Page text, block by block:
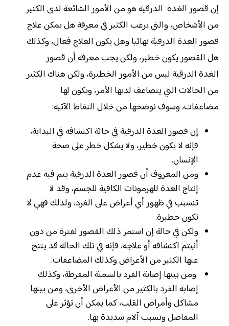
إن قصور الغدة الدرقية هو من الأمور الشائعة لدى الكثير
من الأشخاص، والتي يرغب الكثير في معرفة هل يمكن علاج
قصور الغدة الدرقية نهائيا وهل يكون العلاج فعال، وكذلك
هل القصور يكون خطير، ولكن يجب معرفة أن قصور
الغدة الدرقية ليس من الأمور الخطيرة، ولكن هناك الكثير
من الحالات التي يتضاعف لديها الأمر، ويكون لها
مضاعفات، وسوف نوضحها من خلال النقاط الآتية:
إن قصور الغدة الدرقية في حالة اكتشافه في البداية،
فإنه لا يكون خطير، ولا يشكل خطر على صحة
الإنسان.
ومن المعروف أن قصور الغدة الدرقية يتم فيه عدم
إنتاج الغدة للهرمونات الكافية للجسم، وقد لا
تتسبب في ظهور أي أعراض على الفرد، ولذلك فهي لا
تكون خطيرة.
ولكن في حالة إن استمر ذلك القصور لفترة من دون
أنيتم اكتشافه أو علاجه، فإنه في تلك الحالة قد ينتج
عنها الكثير من الأعراض وكذلك المضاعفات.
ومن بينها إصابة الفرد بالسمنة المفرطة، وكذلك
إصابة الفرد بالكثير من الأعراض الأخرى، ومن بينها
مشاكل وأمراض القلب، كما يمكن أن تؤثر على
المفاصل وتسبب آلام شديدة بها.